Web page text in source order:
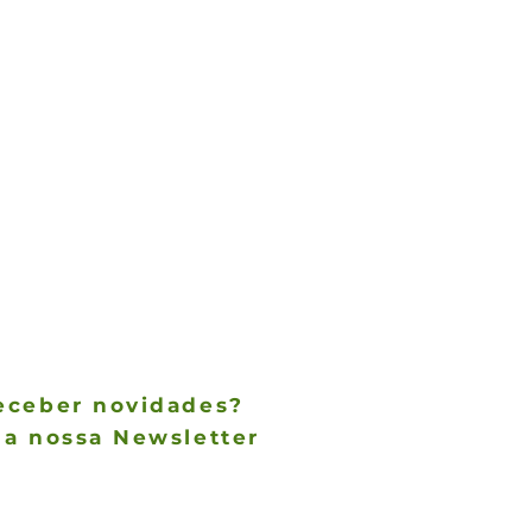
novidades?
nossa Newsletter